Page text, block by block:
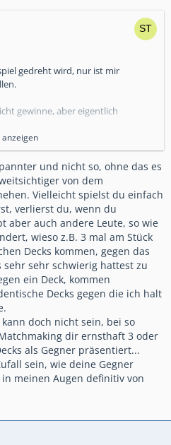
gedreht wird, nur ist mir
gewinne, aber eigentlich
bekommt .
deck was ich am ersten tag
muster unter gekommen
anzeigen
und nicht so, ohne das es
von dem
Vielleicht spielst du einfach
verlierst du, wenn du
aber auch andere Leute, so wie
wieso z.B. 3 mal am Stück
Decks kommen, gegen das
sehr schwierig hattest zu
ein Deck, kommen
Decks gegen die ich halt
doch nicht sein, bei so
dir ernsthaft 3 oder
als Gegner präsentiert...
sein, wie deine Gegner
meinen Augen definitiv von